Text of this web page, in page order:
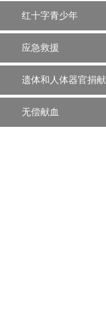
红十字青少年
应急救援
遗体和人体器官捐献
无偿献血